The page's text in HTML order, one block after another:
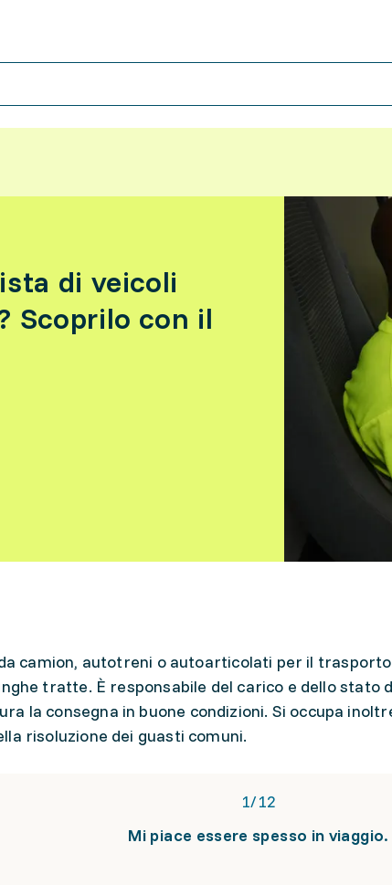
di veicoli
Scoprilo con il
camion, autotreni o autoarticolati per il
tratte. È responsabile del carico e dello stato
la consegna in buone condizioni. Si occupa
risoluzione dei guasti comuni.
1/12
Mi piace essere spesso in viaggio.